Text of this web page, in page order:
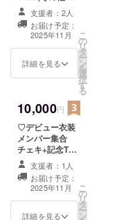
イズをご希望の
方はご相談くだ
さい) カラー展
開：白 デザイ
ン：後ほど公開
備考欄にニック
支援者：2人
お届け予定：
2025年11月
詳細を見る
こ
の
リ
タ
ー
ン
を
選
択
す
る
10,000円
♡デビュー衣装
メンバー集合
チェキ+記念T
シャツ ・(ワンマ
ンライブ開催が
決定した場合、
前方チケット確
約) ・お渡しの際
推しメンから
支援者：1人
お届け予定：
2025年11月
詳細を見る
こ
の
リ
タ
ー
ン